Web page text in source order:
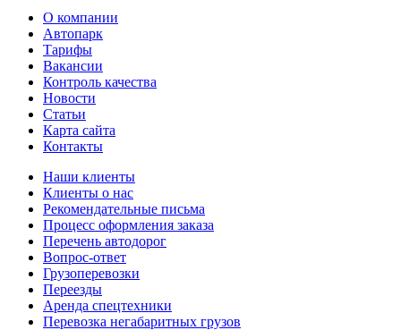
О компании
Автопарк
Тарифы
Вакансии
Контроль качества
Новости
Статьи
Карта сайта
Контакты
Наши клиенты
Клиенты о нас
Рекомендательные письма
Процесс оформления заказа
Перечень автодорог
Вопрос-ответ
Грузоперевозки
Переезды
Аренда спецтехники
Перевозка негабаритных грузов